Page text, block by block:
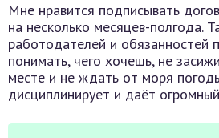
Мне нравится подписывать
на несколько месяцев-полгода.
работодателей и обязанностей
понимать, чего хочешь, не
месте и не ждать от моря
дисциплинирует и даёт